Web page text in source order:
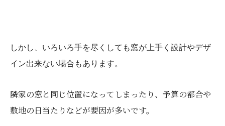
しかし、いろいろ手を尽くしても窓が上手く設計やデザ
イン出来ない場合もあります。
隣家の窓と同じ位置になってしまったり、予算の都合や
敷地の日当たりなどが要因が多いです。